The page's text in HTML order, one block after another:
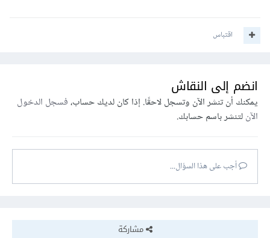
اقتباس
انضم إلى النقاش
يمكنك أن تنشر الآن وتسجل لاحقًا. إذا كان لديك حساب،فسجل الدخول
الآنلتنشر باسم حسابك.
أجب على هذا السؤال...
مشاركة